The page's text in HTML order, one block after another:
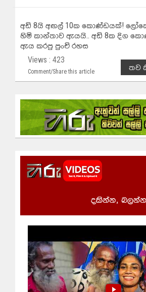
අඩි 8යි අඟල් 10ක කොණ්ඩයක්!
හිමි කාන්තාව ඇයයි.. අඩි 8ක දිග
ඇය කරපු පුංචි රහස
Views : 423
Comment/Share this article තව